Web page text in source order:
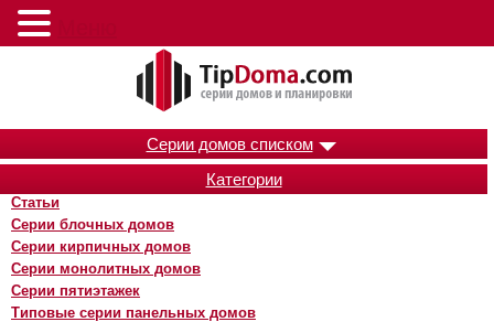
Серии домов списком
Категории
Статьи
Серии блочных домов
Серии кирпичных домов
Серии монолитных домов
Серии пятиэтажек
Типовые серии панельных домов